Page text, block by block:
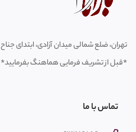
تهران، ضلع شمالی میدان آزادی، ابتدای جناح
*قبل از تشریف فرمایی هماهنگ بفرمایید*
تماس با ما